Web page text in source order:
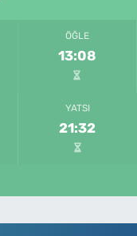
ÖĞLE
13:08
YATSI
21:32